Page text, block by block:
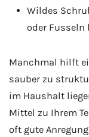
Wildes
oder Fusseln
Manchmal hilft
sauber zu
im Haushalt
Mittel zu Ihrem
oft gute